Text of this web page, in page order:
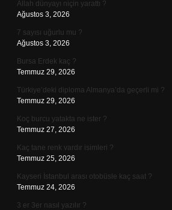
Allah dünyayı niçin yarattı ?
Ağustos 3, 2026
7 sayısı uğurlu mu ?
Ağustos 3, 2026
Bursa Erdek kaç ?
Temmuz 29, 2026
Türkiye’deki diploma Almanya’da geçerli mi ?
Temmuz 29, 2026
Koç burcu yatakta ne ister ?
Temmuz 27, 2026
Kaç tane renk vardır isimleri ?
Temmuz 25, 2026
Kayseri İstanbul arası otobüsle kaç saat ?
Temmuz 24, 2026
3 er 3er nasıl yazılır ?